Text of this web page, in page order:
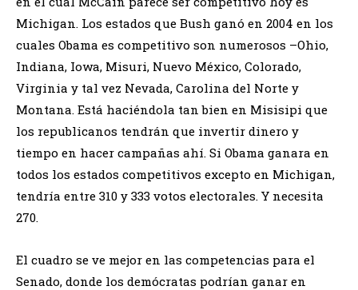
Michigan. Los estados que Bush ganó en 2004 en los
cuales Obama es competitivo son numerosos –Ohio,
Indiana, Iowa, Misuri, Nuevo México, Colorado,
Virginia y tal vez Nevada, Carolina del Norte y
Montana. Está haciéndola tan bien en Misisipi que
los republicanos tendrán que invertir dinero y
tiempo en hacer campañas ahí. Si Obama ganara en
todos los estados competitivos excepto en Michigan,
tendría entre 310 y 333 votos electorales. Y necesita
270.
El cuadro se ve mejor en las competencias para el
Senado, donde los demócratas podrían ganar en